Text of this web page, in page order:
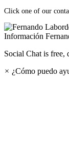
Click one of our
Información
Social Chat is
× ¿Cómo puedo